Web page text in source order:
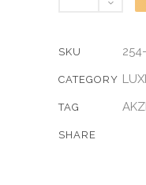
SKU
CATEGORY
TAG
SHARE